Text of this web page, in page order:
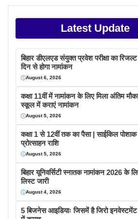
Latest Update
बिहार डीएलएड संयुक्त प्रवेश परीक्षा का
दिन से होगा नामांकन
August 6, 2026
कक्षा 11वीं में नामांकन के लिए मिला अंतिम
स्कूल में कराएं नामांकन
August 5, 2026
कक्षा 1 से 12वीं तक का पैसा | साईकिल पोशाक
प्रोत्साहन राशि
August 5, 2026
बिहार यूनिवर्सिटी स्नातक नामांकन 2026 के
लिस्ट जारी
August 4, 2026
5 बिजनेस आइडियाः जिसमें है जिरो